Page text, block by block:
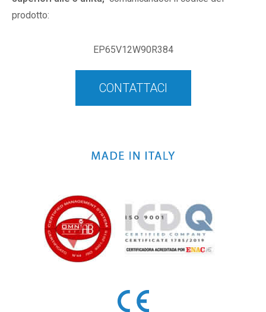
prodotto:
EP65V12W90R384
CONTATTACI